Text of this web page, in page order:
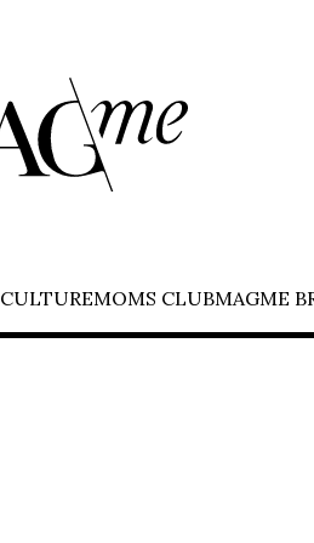
CULTUREMOMS CLUBMAGME